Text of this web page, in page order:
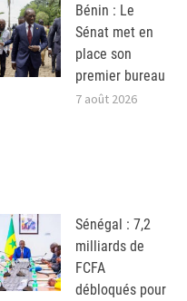
Bénin : Le
Sénat met en
place son
premier bureau
7 août 2026
Sénégal : 7,2
milliards de
FCFA
débloqués pour